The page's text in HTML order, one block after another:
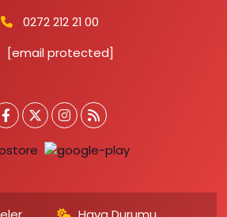
0272 212 21 00
[email protected]